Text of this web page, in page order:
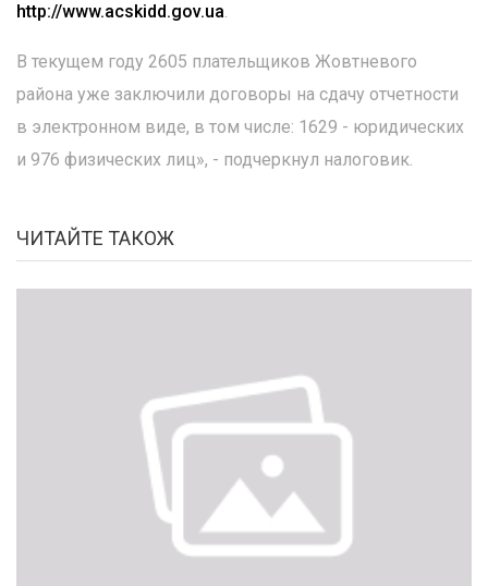
http://www.acskidd.gov.ua.
В текущем году 2605 плательщиков Жовтневого
района уже заключили договоры на сдачу отчетности
в электронном виде, в том числе: 1629 - юридических
и 976 физических лиц», - подчеркнул налоговик.
ЧИТАЙТЕ ТАКОЖ